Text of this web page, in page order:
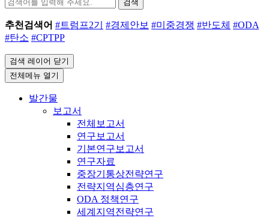
검색
추천검색어 #트럼프2기 #경제안보 #미중경쟁 #반도체 #ODA
#탄소 #CPTPP
검색 레이어 닫기
전체메뉴 열기
발간물
보고서
전체보고서
연구보고서
기본연구보고서
연구자료
중장기통상전략연구
전략지역심층연구
ODA 정책연구
세계지역전략연구